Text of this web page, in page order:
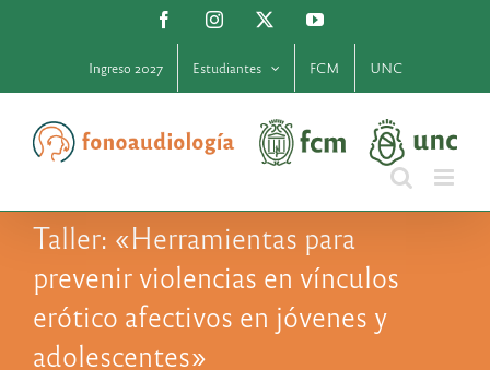
FacebookInstagram YouTube
Ingreso 2027 Estudiantes FCM UNC
Taller: «Herramientas para
prevenir violencias en vínculos
erótico afectivos en jóvenes y
adolescentes»